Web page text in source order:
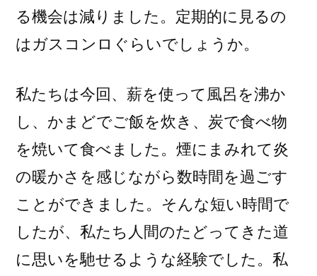
る機会は減りました。定期的に見るの
はガスコンロぐらいでしょうか。
私たちは今回、薪を使って風呂を沸か
し、かまどでご飯を炊き、炭で食べ物
を焼いて食べました。煙にまみれて炎
の暖かさを感じながら数時間を過ごす
ことができました。そんな短い時間で
したが、私たち人間のたどってきた道
に思いを馳せるような経験でした。私